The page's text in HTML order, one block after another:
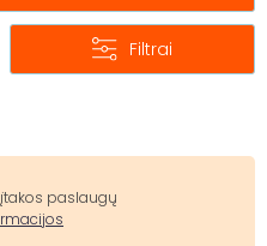
Filtrai
paslaugų